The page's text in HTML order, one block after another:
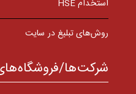
استخدام HSE
روش‌های تبلیغ در سایت
شرکت‌ها/فروشگاه‌های HSE